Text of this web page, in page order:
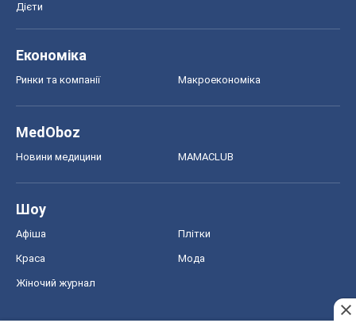
Дієти
Економіка
Ринки та компанії Макроекономіка
MedOboz
Новини медицини MAMACLUB
Шоу
Афіша Плітки
Краса Мода
Жіночий журнал